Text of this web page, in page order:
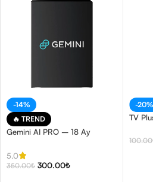
-14%
🔥 TREND
Gemini AI PRO – 18 Ay
5.0
350.00₺ 300.00₺
-20%
TV
100.00